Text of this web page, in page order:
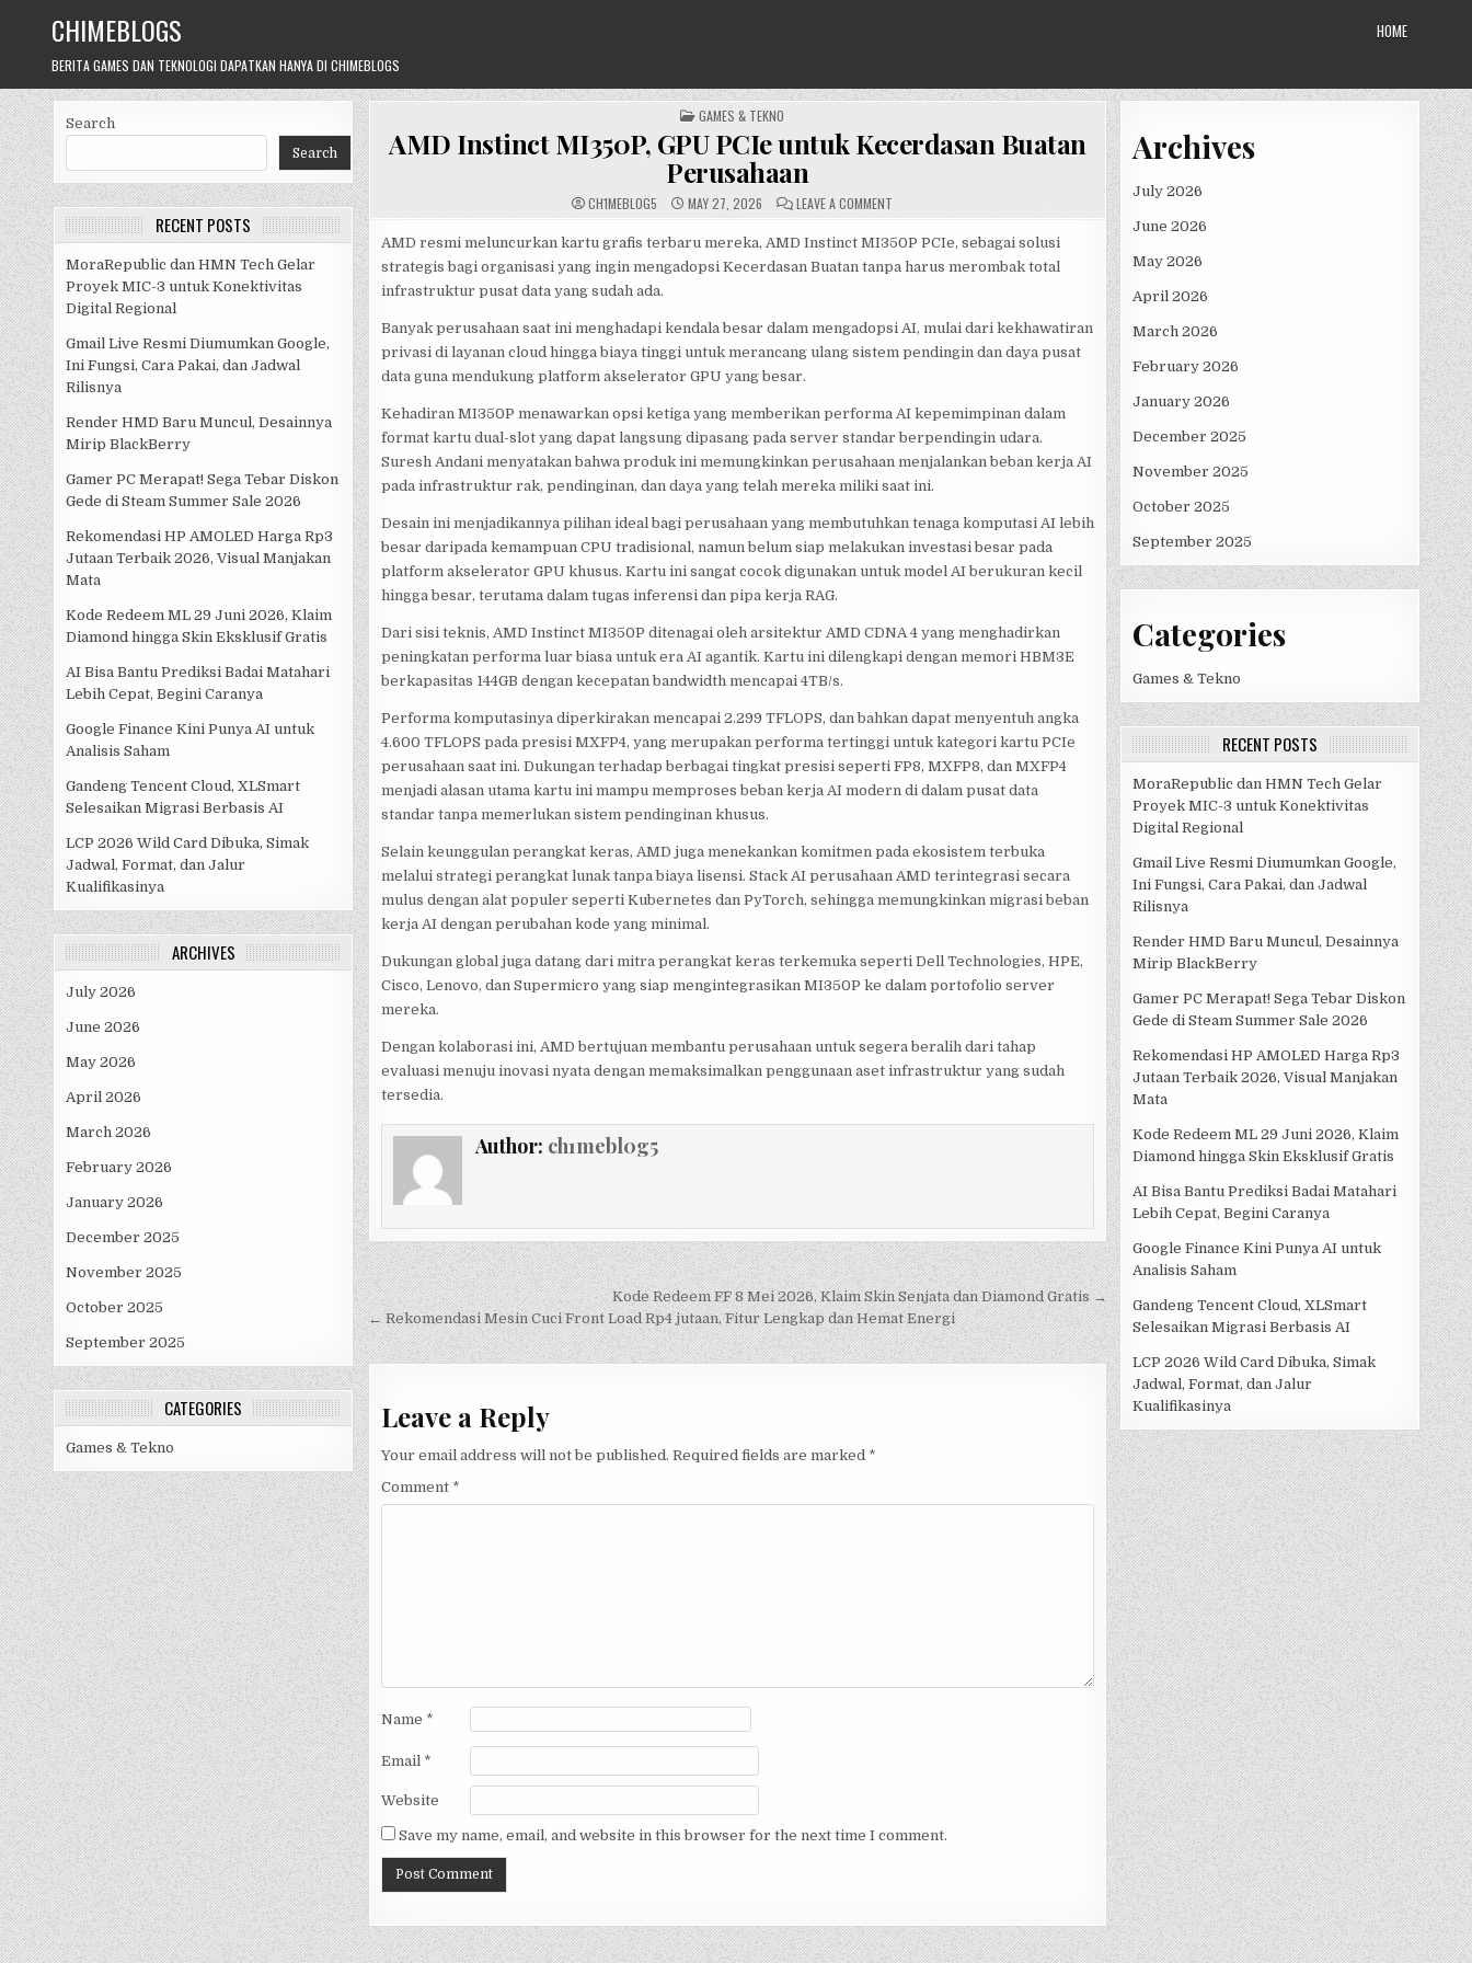
CHIMEBLOGS
BERITA GAMES DAN TEKNOLOGI DAPATKAN HANYA DI CHIMEBLOGS
HOME
Search
Search
RECENT POSTS
MoraRepublic dan HMN Tech Gelar
Proyek MIC-3 untuk Konektivitas
Digital Regional
Gmail Live Resmi Diumumkan Google,
Ini Fungsi, Cara Pakai, dan Jadwal
Rilisnya
Render HMD Baru Muncul, Desainnya
Mirip BlackBerry
Gamer PC Merapat! Sega Tebar Diskon
Gede di Steam Summer Sale 2026
Rekomendasi HP AMOLED Harga Rp3
Jutaan Terbaik 2026, Visual Manjakan
Mata
Kode Redeem ML 29 Juni 2026, Klaim
Diamond hingga Skin Eksklusif Gratis
AI Bisa Bantu Prediksi Badai Matahari
Lebih Cepat, Begini Caranya
Google Finance Kini Punya AI untuk
Analisis Saham
Gandeng Tencent Cloud, XLSmart
Selesaikan Migrasi Berbasis AI
LCP 2026 Wild Card Dibuka, Simak
Jadwal, Format, dan Jalur
Kualifikasinya
ARCHIVES
July 2026
June 2026
May 2026
April 2026
March 2026
February 2026
January 2026
December 2025
November 2025
October 2025
September 2025
CATEGORIES
Games & Tekno
POSTED
IN
GAMES & TEKNO
AMD Instinct MI350P, GPU PCIe untuk Kecerdasan Buatan
Perusahaan
CH1MEBL0G5 MAY 27, 2026 LEAVE A COMMENTON
MI350P,
PCIE
PERUSAHAAN
AMD resmi meluncurkan kartu grafis terbaru mereka, AMD Instinct MI350P PCIe, sebagai solusi
strategis bagi organisasi yang ingin mengadopsi Kecerdasan Buatan tanpa harus merombak total
infrastruktur pusat data yang sudah ada.
Banyak perusahaan saat ini menghadapi kendala besar dalam mengadopsi AI, mulai dari kekhawatiran
privasi di layanan cloud hingga biaya tinggi untuk merancang ulang sistem pendingin dan daya pusat
data guna mendukung platform akselerator GPU yang besar.
Kehadiran MI350P menawarkan opsi ketiga yang memberikan performa AI kepemimpinan dalam
format kartu dual-slot yang dapat langsung dipasang pada server standar berpendingin udara.
Suresh Andani menyatakan bahwa produk ini memungkinkan perusahaan menjalankan beban kerja AI
pada infrastruktur rak, pendinginan, dan daya yang telah mereka miliki saat ini.
Desain ini menjadikannya pilihan ideal bagi perusahaan yang membutuhkan tenaga komputasi AI lebih
besar daripada kemampuan CPU tradisional, namun belum siap melakukan investasi besar pada
platform akselerator GPU khusus. Kartu ini sangat cocok digunakan untuk model AI berukuran kecil
hingga besar, terutama dalam tugas inferensi dan pipa kerja RAG.
Dari sisi teknis, AMD Instinct MI350P ditenagai oleh arsitektur AMD CDNA 4 yang menghadirkan
peningkatan performa luar biasa untuk era AI agantik. Kartu ini dilengkapi dengan memori HBM3E
berkapasitas 144GB dengan kecepatan bandwidth mencapai 4TB/s.
Performa komputasinya diperkirakan mencapai 2.299 TFLOPS, dan bahkan dapat menyentuh angka
4.600 TFLOPS pada presisi MXFP4, yang merupakan performa tertinggi untuk kategori kartu PCIe
perusahaan saat ini. Dukungan terhadap berbagai tingkat presisi seperti FP8, MXFP8, dan MXFP4
menjadi alasan utama kartu ini mampu memproses beban kerja AI modern di dalam pusat data
standar tanpa memerlukan sistem pendinginan khusus.
Selain keunggulan perangkat keras, AMD juga menekankan komitmen pada ekosistem terbuka
melalui strategi perangkat lunak tanpa biaya lisensi. Stack AI perusahaan AMD terintegrasi secara
mulus dengan alat populer seperti Kubernetes dan PyTorch, sehingga memungkinkan migrasi beban
kerja AI dengan perubahan kode yang minimal.
Dukungan global juga datang dari mitra perangkat keras terkemuka seperti Dell Technologies, HPE,
Cisco, Lenovo, dan Supermicro yang siap mengintegrasikan MI350P ke dalam portofolio server
mereka.
Dengan kolaborasi ini, AMD bertujuan membantu perusahaan untuk segera beralih dari tahap
evaluasi menuju inovasi nyata dengan memaksimalkan penggunaan aset infrastruktur yang sudah
tersedia.
Author: ch1mebl0g5
Post
navigation
Kode Redeem FF 8 Mei 2026, Klaim Skin Senjata dan Diamond Gratis →
← Rekomendasi Mesin Cuci Front Load Rp4 jutaan, Fitur Lengkap dan Hemat Energi
Leave a Reply
Your email address will not be published. Required fields are marked *
Comment *
Name *
Email *
Website
Save my name, email, and website in this browser for the next time I comment.
Archives
July 2026
June 2026
May 2026
April 2026
March 2026
February 2026
January 2026
December 2025
November 2025
October 2025
September 2025
Categories
Games & Tekno
RECENT POSTS
MoraRepublic dan HMN Tech Gelar
Proyek MIC-3 untuk Konektivitas
Digital Regional
Gmail Live Resmi Diumumkan Google,
Ini Fungsi, Cara Pakai, dan Jadwal
Rilisnya
Render HMD Baru Muncul, Desainnya
Mirip BlackBerry
Gamer PC Merapat! Sega Tebar Diskon
Gede di Steam Summer Sale 2026
Rekomendasi HP AMOLED Harga Rp3
Jutaan Terbaik 2026, Visual Manjakan
Mata
Kode Redeem ML 29 Juni 2026, Klaim
Diamond hingga Skin Eksklusif Gratis
AI Bisa Bantu Prediksi Badai Matahari
Lebih Cepat, Begini Caranya
Google Finance Kini Punya AI untuk
Analisis Saham
Gandeng Tencent Cloud, XLSmart
Selesaikan Migrasi Berbasis AI
LCP 2026 Wild Card Dibuka, Simak
Jadwal, Format, dan Jalur
Kualifikasinya